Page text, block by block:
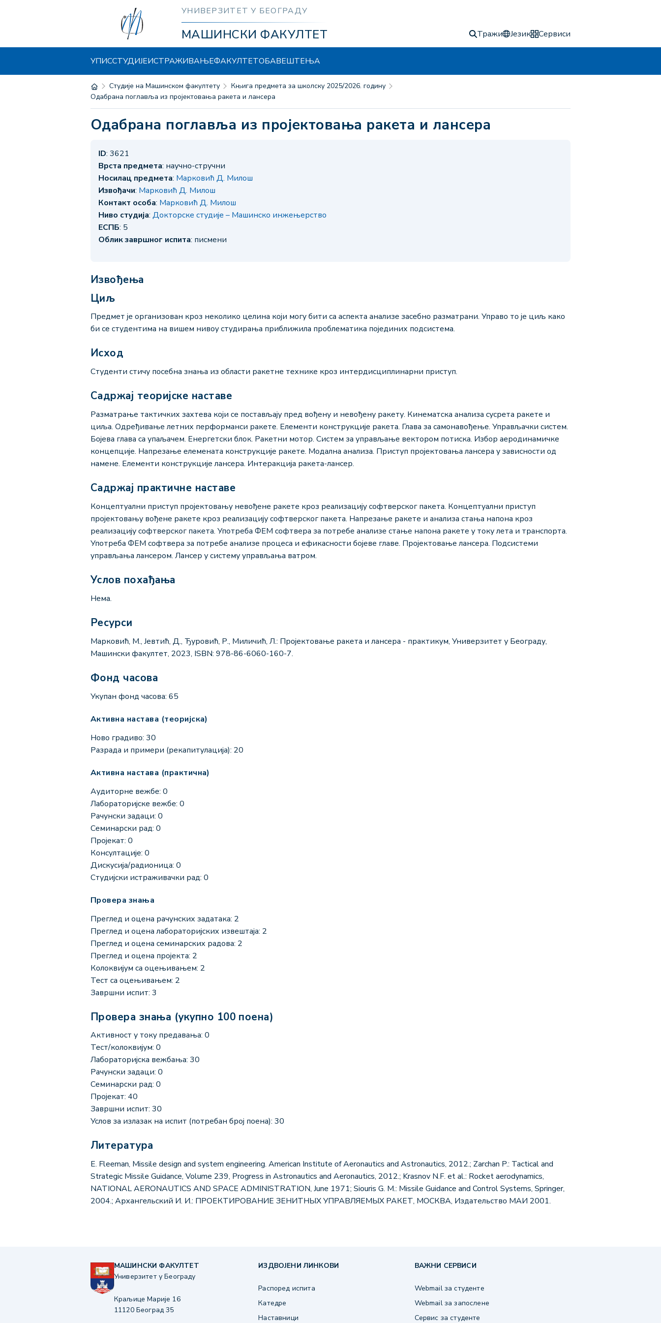
УНИВЕРЗИТЕТ У БЕОГРАДУ
МАШИНСКИ ФАКУЛТЕТ Тражи Језик Сервиси
УПИССТУДИЈЕИСТРАЖИВАЊЕФАКУЛТЕТОБАВЕШТЕЊА
Студије на Машинском факултету
Књига предмета за школску 2025/2026. годину
Одабрана поглавља из пројектовања ракета и лансера
Одабрана поглавља из пројектовања ракета и лансера
ID: 3621
Врста предмета: научно-стручни
Носилац предмета: Марковић Д. Милош
Извођачи: Марковић Д. Милош
Контакт особа: Марковић Д. Милош
Ниво студија: Докторске студије – Машинско инжењерство
ЕСПБ: 5
Облик завршног испита: писмени
Извођења
Циљ
Предмет је организован кроз неколико целина који могу бити са аспекта анализе засебно разматрани. Управо то је циљ како
би се студентима на вишем нивоу студирања приближила проблематика појединих подсистема.
Исход
Студенти стичу посебна знања из области ракетне технике кроз интердисциплинарни приступ.
Садржај теоријске наставе
Разматрање тактичких захтева који се постављају пред вођену и невођену ракету. Кинематска анализа сусрета ракете и
циља. Одређивање летних перформанси ракете. Елементи конструкције ракета. Глава за самонавођење. Управљачки систем.
Бојева глава са упаљачем. Енергетски блок. Ракетни мотор. Систем за управљање вектором потиска. Избор аеродинамичке
концепције. Напрезање елемената конструкције ракете. Модална анализа. Приступ пројектовања лансера у зависности од
намене. Елементи конструкције лансера. Интеракција ракета-лансер.
Садржај практичне наставе
Концептуални приступ пројектовању невођене ракете кроз реализацију софтверског пакета. Концептуални приступ
пројектовању вођене ракете кроз реализацију софтверског пакета. Напрезање ракете и анализа стања напона кроз
реализацију софтверског пакета. Употреба ФЕМ софтвера за потребе анализе стање напона ракете у току лета и транспорта.
Употреба ФЕМ софтвера за потребе анализе процеса и ефикасности бојеве главе. Пројектовање лансера. Подсистеми
управљања лансером. Лансер у систему управљања ватром.
Услов похађања
Нема.
Ресурси
Марковић, М., Јевтић, Д., Ђуровић, Р., Миличић, Л.: Пројектовање ракета и лансера - практикум, Универзитет у Београду,
Машински факултет, 2023, ISBN: 978-86-6060-160-7.
Фонд часова
Укупан фонд часова: 65
Активна настава (теоријска)
Ново градиво: 30
Разрада и примери (рекапитулација): 20
Активна настава (практична)
Аудиторне вежбе: 0
Лабораторијске вежбе: 0
Рачунски задаци: 0
Семинарски рад: 0
Пројекат: 0
Консултације: 0
Дискусија/радионица: 0
Студијски истраживачки рад: 0
Провера знања
Преглед и оцена рачунских задатака: 2
Преглед и оцена лабораторијских извештаја: 2
Преглед и оцена семинарских радова: 2
Преглед и оцена пројекта: 2
Колоквијум са оцењивањем: 2
Тест са оцењивањем: 2
Завршни испит: 3
Провера знања (укупно 100 поена)
Активност у току предавања: 0
Тест/колоквијум: 0
Лабораторијска вежбања: 30
Рачунски задаци: 0
Семинарски рад: 0
Пројекат: 40
Завршни испит: 30
Услов за излазак на испит (потребан број поена): 30
Литература
E. Fleeman, Missile design and system engineering. American Institute of Aeronautics and Astronautics, 2012.; Zarchan P.: Tactical and
Strategic Missile Guidance, Volume 239, Progress in Astronautics and Aeronautics, 2012.; Krasnov N.F. et al.: Rocket aerodynamics,
NATIONAL AERONAUTICS AND SPACE ADMINISTRATION, June 1971; Siouris G. M.: Missile Guidance and Control Systems, Springer,
2004.; Архангельский И. И.: ПРОЕКТИРОВАНИЕ ЗЕНИТНЫХ УПРАВЛЯЕМЫХ РАКЕТ, МОСКВА, Издательство МАИ 2001.
МАШИНСКИ ФАКУЛТЕТ
Универзитет у Београду
Краљице Марије 16
11120 Београд 35
ИЗДВОЈЕНИ ЛИНКОВИ
Распоред испита
Катедре
Наставници
ВАЖНИ СЕРВИСИ
Webmail за студенте
Webmail за запослене
Сервис за студенте